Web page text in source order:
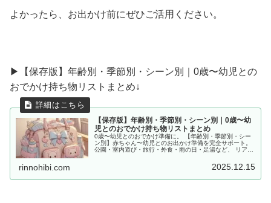
よかったら、お出かけ前にぜひご活用ください。
▶︎【保存版】年齢別・季節別・シーン別｜0歳〜幼児との
おでかけ持ち物リストまとめ↓
【保存版】年齢別・季節別・シーン別｜0歳〜幼
児とのおでかけ持ち物リストまとめ
0歳〜幼児とのおでかけ準備に。 【年齢別・季節別・シー
ン別】赤ちゃん〜幼児とのお出かけ準備を完全サポート。
公園・室内遊び・旅行・外食・雨の日・足湯など、 リアル
rinnohibi.com 2025.12.15